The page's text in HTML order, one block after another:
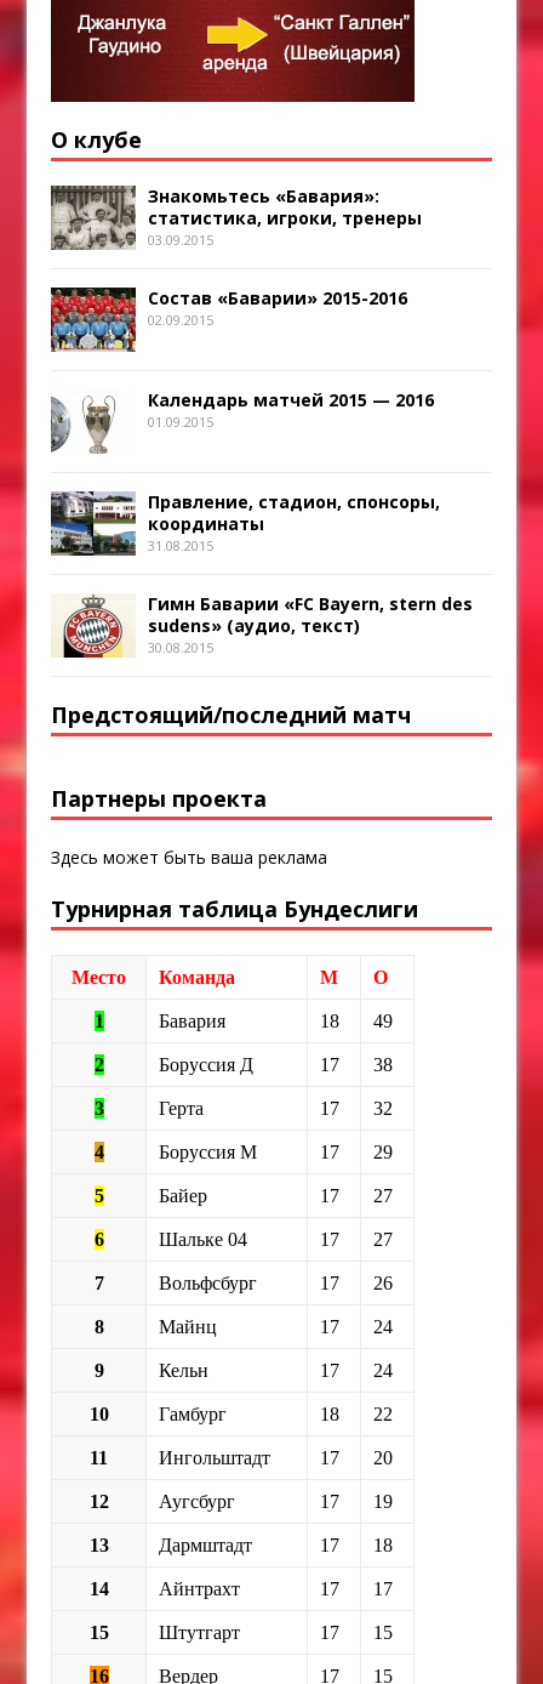
О клубе
Знакомьтесь «Бавария»:
статистика, игроки, тренеры
03.09.2015
Состав «Баварии» 2015-2016
02.09.2015
Календарь матчей 2015 — 2016
01.09.2015
Правление, стадион, спонсоры,
координаты
31.08.2015
Гимн Баварии «FC Bayern, stern des
sudens» (аудио, текст)
30.08.2015
Предстоящий/последний матч
Партнеры проекта
Здесь может быть ваша реклама
Турнирная таблица Бундеслиги
Место Команда М О
1 Бавария 18 49
2 Боруссия Д 17 38
3 Герта 17 32
4 Боруссия М 17 29
5 Байер 17 27
6 Шальке 04 17 27
7 Вольфсбург 17 26
8 Майнц 17 24
9 Кельн 17 24
10 Гамбург 18 22
11 Ингольштадт 17 20
12 Аугсбург 17 19
13 Дармштадт 17 18
14 Айнтрахт 17 17
15 Штутгарт 17 15
16 Вердер 17 15